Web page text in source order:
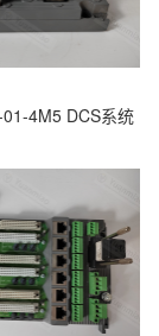
4M5 DCS系统